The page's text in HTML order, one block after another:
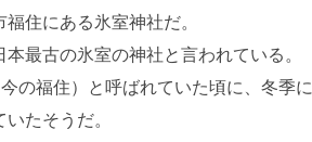
住にある氷室神社だ。
最古の氷室の神社と言われている。
今の福住）と呼ばれていた頃に、冬季
たそうだ。